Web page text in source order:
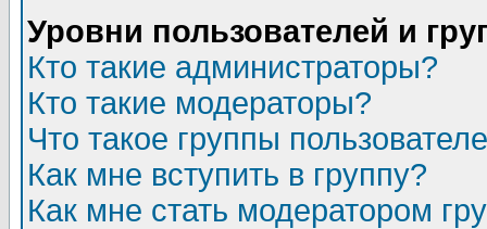
Уровни пользователей и
Кто такие администраторы?
Кто такие модераторы?
Что такое группы
Как мне вступить в группу?
Как мне стать модератором